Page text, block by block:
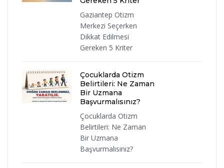
Gaziantep Otizm
Merkezi Seçerken
Dikkat Edilmesi
Gereken 5 Kriter
Çocuklarda Otizm
Belirtileri: Ne Zaman
Bir Uzmana
Başvurmalısınız?
Çocuklarda Otizm
Belirtileri: Ne Zaman
Bir Uzmana
Başvurmalısınız?